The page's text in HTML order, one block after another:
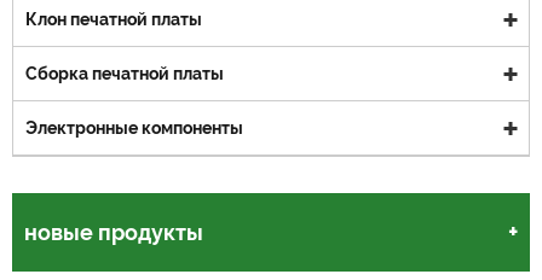
Клон печатной платы
Сборка печатной платы
Электронные компоненты
новые продукты